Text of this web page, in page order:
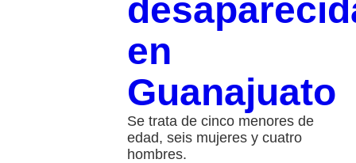
en
Guanajuato
Se trata de cinco menores de
edad, seis mujeres y cuatro
hombres.